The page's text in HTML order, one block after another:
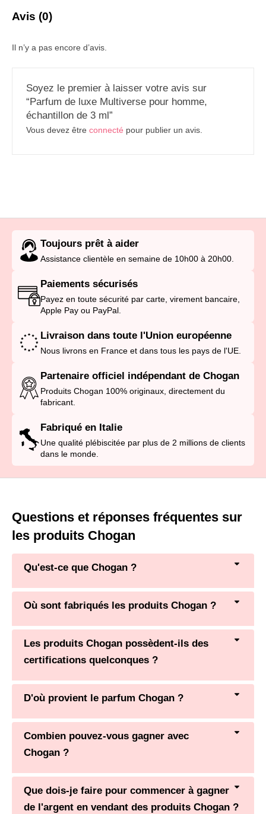
Avis (0)
Il n’y a pas encore d’avis.
Soyez le premier à laisser votre avis sur
“Parfum de luxe Multiverse pour homme,
échantillon de 3 ml”
Vous devez être connecté pour publier un avis.
Toujours prêt à aider
Assistance clientèle en semaine de 10h00 à 20h00.
Paiements sécurisés
Payez en toute sécurité par carte, virement bancaire,
Apple Pay ou PayPal.
Livraison dans toute l'Union européenne
Nous livrons en France et dans tous les pays de l'UE.
Partenaire officiel indépendant de Chogan
Produits Chogan 100% originaux, directement du
fabricant.
Fabriqué en Italie
Une qualité plébiscitée par plus de 2 millions de clients
dans le monde.
Questions et réponses fréquentes sur
les produits Chogan
Qu'est-ce que Chogan ?
Où sont fabriqués les produits Chogan ?
Les produits Chogan possèdent-ils des
certifications quelconques ?
D'où provient le parfum Chogan ?
Combien pouvez-vous gagner avec
Chogan ?
Que dois-je faire pour commencer à gagner
de l'argent en vendant des produits Chogan ?